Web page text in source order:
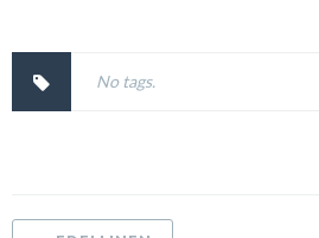
No tags.